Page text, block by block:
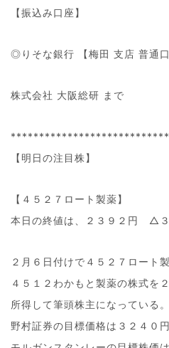
【振込み口座】
◎りそな銀行 【梅田 支店 普通口
株式会社 大阪総研 まで
【明日の注目株】
【４５２７ロート製薬】
本日の終値は、２３９２円 △
２月６日付けで４５２７ロート
４５１２わかもと製薬の株式を
所得して筆頭株主になっている。
野村証券の目標価格は３２４０円